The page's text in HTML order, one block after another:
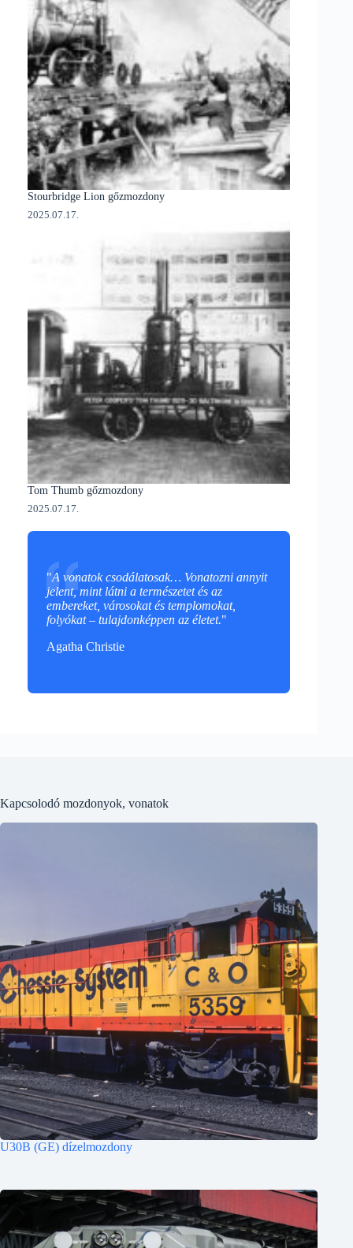
Stourbridge Lion gőzmozdony
2025.07.17.
Tom Thumb gőzmozdony
2025.07.17.
"A vonatok csodálatosak… Vonatozni annyit
jelent, mint látni a természetet és az
embereket, városokat és templomokat,
folyókat – tulajdonképpen az életet."
Agatha Christie
Kapcsolodó mozdonyok, vonatok
U30B (GE) dízelmozdony